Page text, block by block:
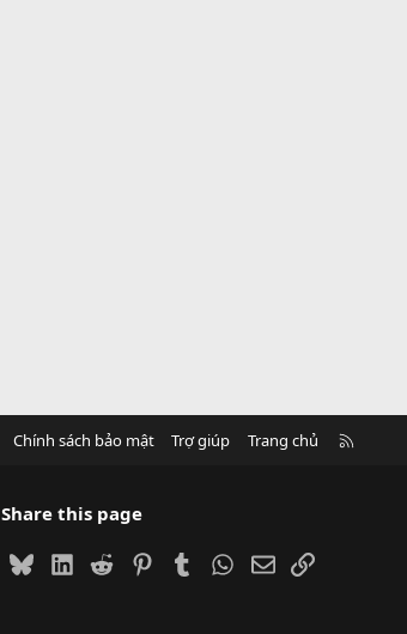
Chính sách bảo mật Trợ giúp Trang chủ
Share this page
BlueskyLinkedIn
Reddit PinterestTumblrWhatsApp
EmailLink